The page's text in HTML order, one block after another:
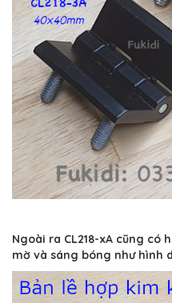
Ngoài ra CL218-xA cũng có
mờ và sáng bóng như hình